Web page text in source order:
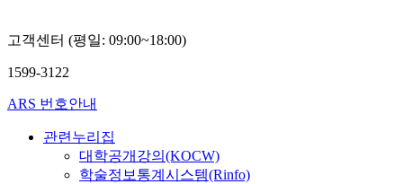
고객센터 (평일: 09:00~18:00)
1599-3122
ARS 번호안내
관련누리집
대학공개강의(KOCW)
학술정보통계시스템(Rinfo)